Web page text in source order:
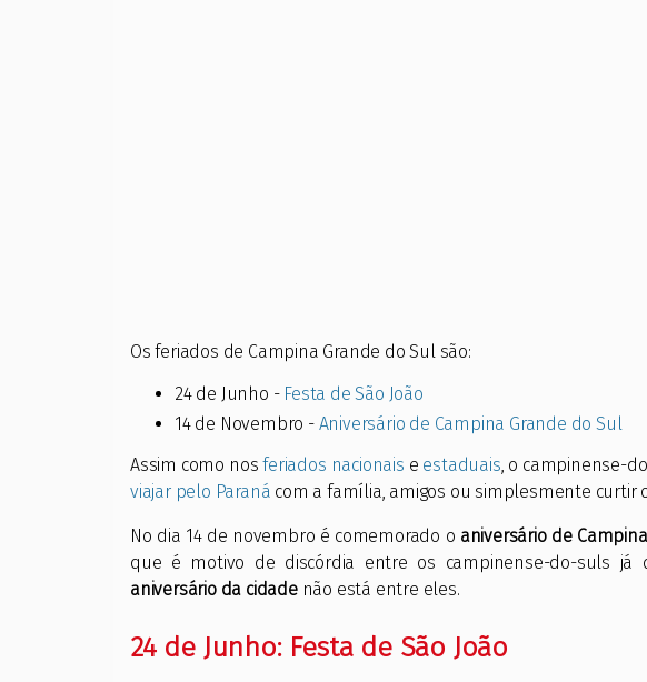
Os feriados de Campina Grande do Sul são:
24 de Junho - Festa de São João
14 de Novembro - Aniversário de Campina Grande do Sul
Assim como nosferiados nacionais e estaduais, o campinense-
viajar pelo Paraná com a família, amigos ou simplesmente curtir
No dia 14 de novembro é comemorado o aniversário de
que é motivo de discórdia entre os campinense-do-suls
aniversário da cidadenão está entre eles.
24 de Junho: Festa de São João